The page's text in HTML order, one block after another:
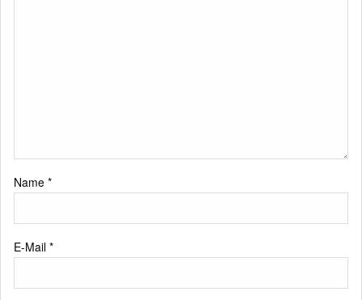
Name *
E-Mail *